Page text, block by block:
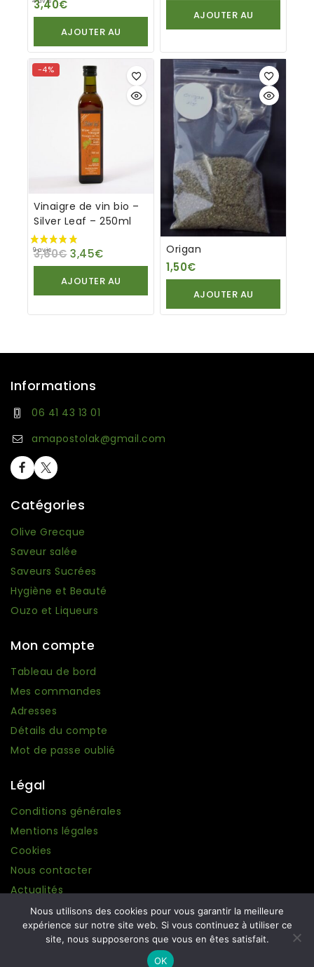
3,40€
AJOUTER AU
PANIER
AJOUTER AU
PANIER
-4%
Vinaigre de vin bio –
Silver Leaf – 250ml
3,60€ 3,45€
AJOUTER AU
PANIER
Origan
1,50€
AJOUTER AU
PANIER
Informations
06 41 43 13 01
amapostolak@gmail.com
Catégories
Olive Grecque
Saveur salée
Saveurs Sucrées
Hygiène et Beauté
Ouzo et Liqueurs
Mon compte
Tableau de bord
Mes commandes
Adresses
Détails du compte
Mot de passe oublié
Légal
Conditions générales
Mentions légales
Cookies
Nous contacter
Actualités
© 2026 Ma boutique Grecque. Conception :Amplifeo.
Nous utilisons des cookies pour vous garantir la meilleure
expérience sur notre site web. Si vous continuez à utiliser ce
site, nous supposerons que vous en êtes satisfait.
OK